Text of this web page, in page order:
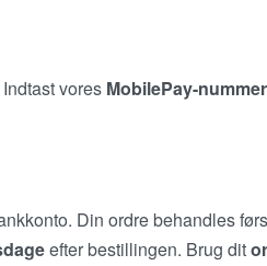
Indtast vores MobilePay-nummer
Din ordre behandles
efter bestillingen. Brug dit